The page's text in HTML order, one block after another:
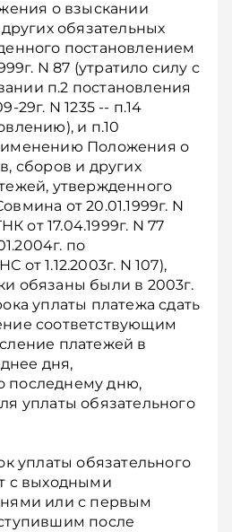
о взыскании
обязательных
постановлением
N 87 (утратило силу с
п.2 постановления
29г. N 1235 -- п.14
и п.10
Положения о
сборов и других
утвержденного
от 20.01.1999г. N
от 17.04.1999г. N 77
по
от 1.12.2003г. N 107),
обязаны были в 2003г.
уплаты платежа сдать
соответствующим
платежей в
дня,
последнему дню,
уплаты обязательного
уплаты обязательного
с выходными
или с первым
после